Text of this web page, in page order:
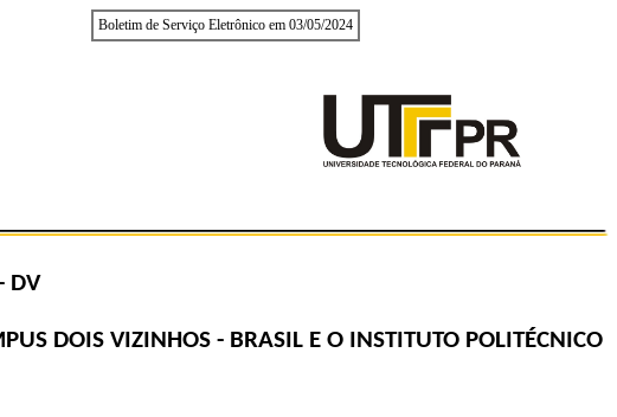
Boletim de Serviço Eletrônico em 03/05/2024
DV
DOIS VIZINHOS - BRASIL E O INSTITUTO POLITÉCNICO